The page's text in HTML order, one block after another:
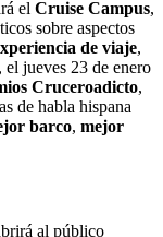
el Cruise Campus,
sobre aspectos
de viaje,
jueves 23 de enero
Cruceroadicto,
de habla hispana
barco, mejor
al público